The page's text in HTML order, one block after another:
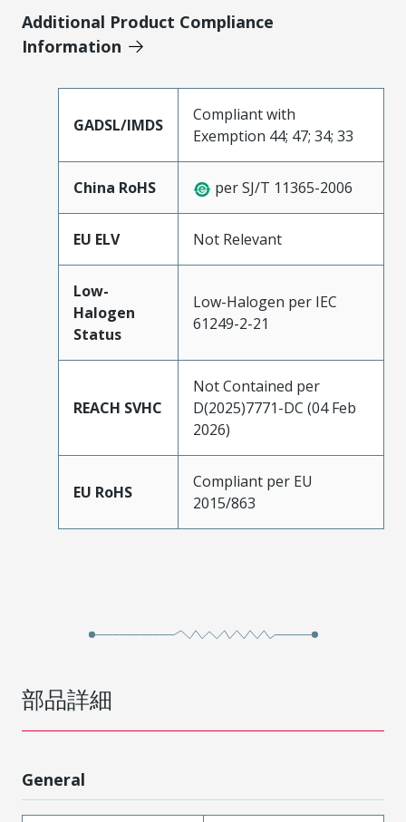
Additional Product Compliance
Information
GADSL/IMDS
Compliant with
Exemption 44; 47; 34; 33
China RoHS per SJ/T 11365-2006
EU ELV Not Relevant
Low-
Halogen
Status
Low-Halogen per IEC
61249-2-21
REACH SVHC
Not Contained per
D(2025)7771-DC (04 Feb
2026)
EU RoHS
Compliant per EU
2015/863
部品詳細
General